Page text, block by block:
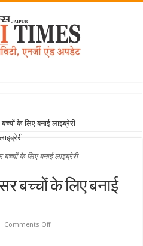
रवाना ह
के लिए बनाई लाइब्रेरी
के लिए बनाई लाइब्रेरी
बच्चों के लिए बनाई
Comments Offon